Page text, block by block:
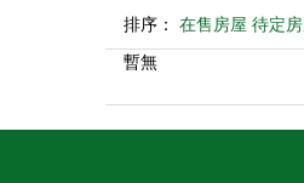
排序： 在售房屋 待定
暫無